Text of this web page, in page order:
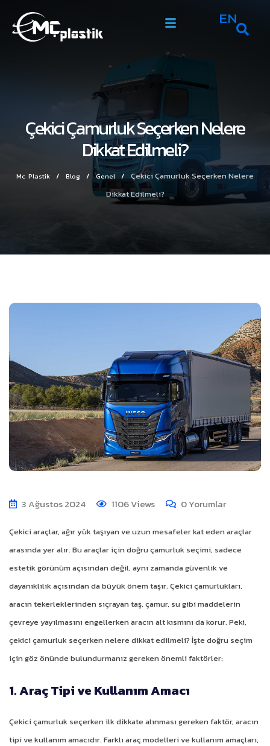
EN
Çekici Çamurluk Seçerken Nelere
Dikkat Edilmeli?
Mc Plastik / Blog / Genel / Çekici Çamurluk Seçerken Nelere
Dikkat Edilmeli?
3 Ağustos 2024 1106Views 0Yorumlar
Çekici araçlar, ağır yük taşıyan ve uzun mesafeler kat eden araçlar
arasında yer alır. Bu araçlar için doğru çamurluk seçimi, sadece
estetik görünüm açısından değil, aynı zamanda güvenlik ve
dayanıklılık açısından da büyük önem taşır. Çekici çamurlukları,
aracın tekerleklerinden sıçrayan taş, çamur, su gibi maddelerin
çevreye yayılmasını engellerken aracın alt kısmını da korur. Peki,
çekici çamurluk seçerken nelere dikkat edilmeli? İşte doğru seçim
için göz önünde bulundurmanız gereken önemli faktörler:
1. Araç Tipi ve Kullanım Amacı
Çekici çamurluk seçerken ilk dikkate alınması gereken faktör, aracın
tipi ve kullanım amacıdır. Farklı araç modelleri ve kullanım amaçları,